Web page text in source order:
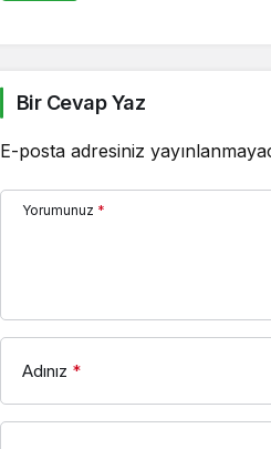
Bir Cevap Yaz
E-posta adresiniz
Yorumunuz *
Adınız *